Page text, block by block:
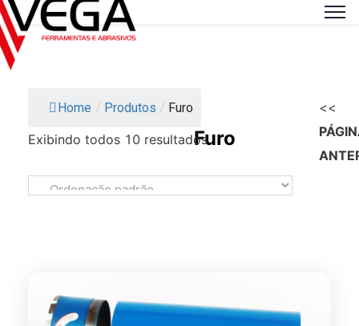
Furo
Home / Produtos / Furo
<<
Exibindo todos 10 resultados